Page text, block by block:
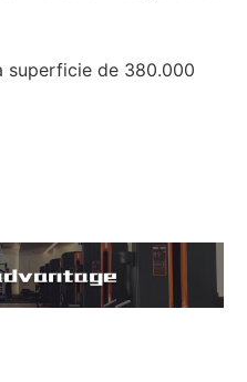
superficie de 380.000